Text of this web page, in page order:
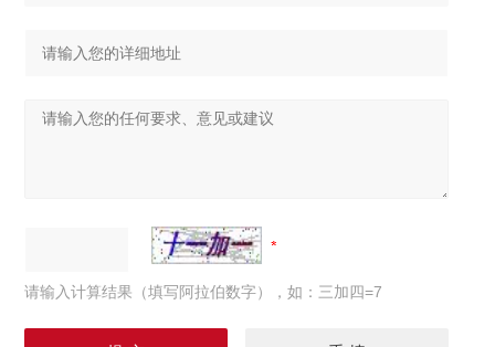
请输入计算结果（填写阿拉伯数字），如：三加四=7